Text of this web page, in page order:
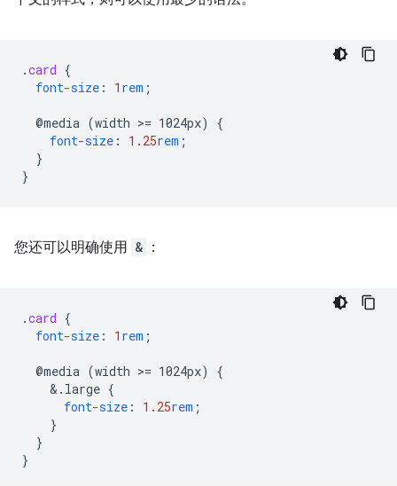
.card {
font-size : 1 rem ;
@media (width >= 1024px)
{
font-size : 1.25rem ;
}
}
您还可以明确使用 & ：
.card {
font-size : 1 rem ;
@media (width >= 1024px)
{
& .large {
font-size : 1.25rem ;
}
}
}